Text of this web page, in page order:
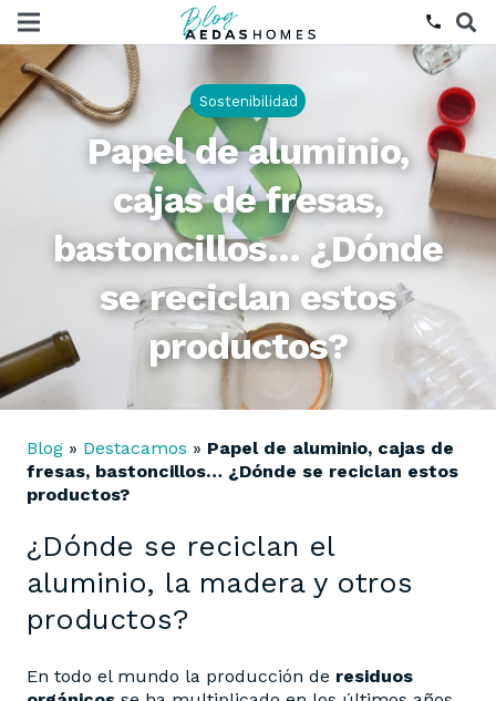
phone
Sostenibilidad
Papel de aluminio,
cajas de fresas,
bastoncillos… ¿Dónde
se reciclan estos
productos?
Blog » Destacamos » Papel de aluminio, cajas de
fresas, bastoncillos… ¿Dónde se reciclan estos
productos?
¿Dónde se reciclan el
aluminio, la madera y otros
productos?
En todo el mundo la producción de residuos